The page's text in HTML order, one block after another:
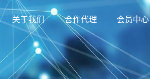
关于我们 合作代理 会员中心